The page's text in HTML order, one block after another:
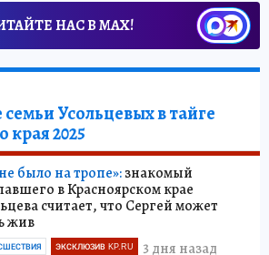
НАС В МАХ!
Усольцевых в тайге
края 2025
было на тропе»:знакомый
в Красноярском крае
считает, что Сергей может
жив
3 дня назад
ЭКСКЛЮЗИВ KP.RU